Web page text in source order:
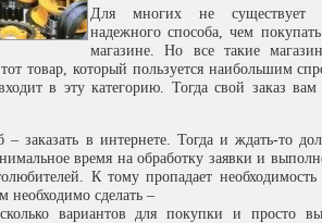
Для многих не существует
надежного способа, чем
магазине. Но все такие
товар, который пользуется наибольшим
в эту категорию. Тогда свой заказ вам
заказать в интернете. Тогда и ждать-то
время на обработку заявки и
К тому пропадает необходимость
необходимо сделать –
вариантов для покупки и просто